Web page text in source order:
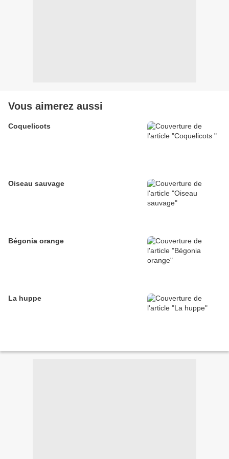
Vous aimerez aussi
Coquelicots
Oiseau sauvage
Bégonia orange
La huppe